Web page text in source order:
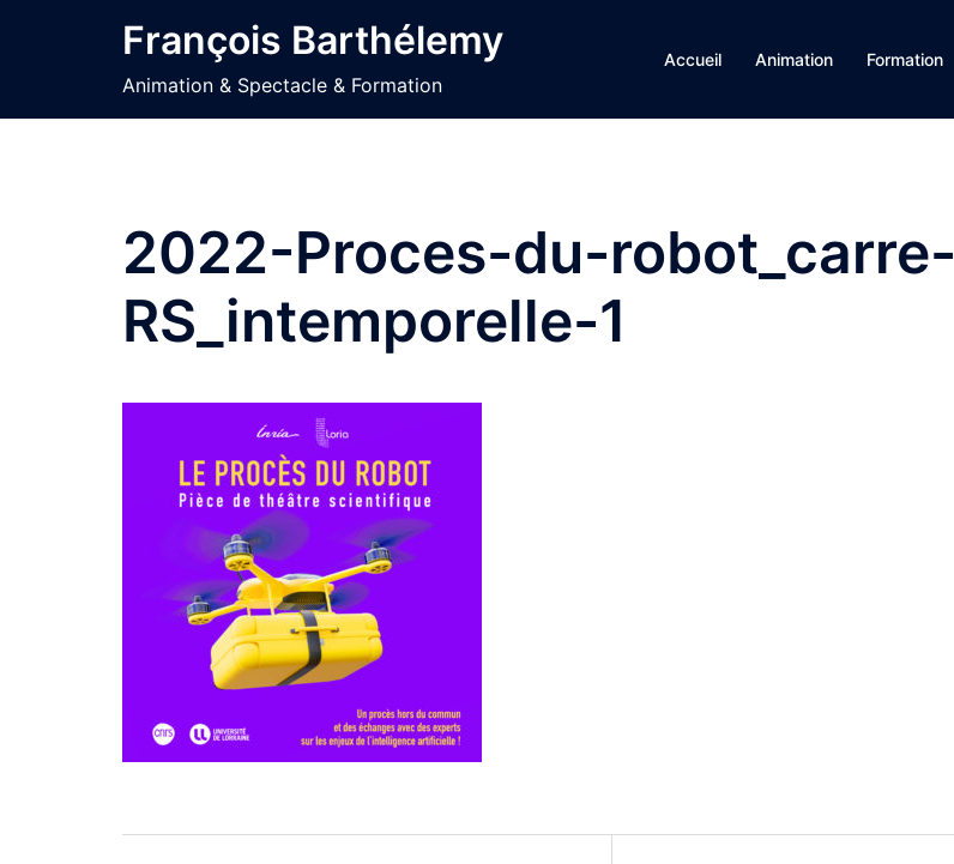
François Barthélemy
Animation & Spectacle & Formation
Accueil Animation Formation
2022-Proces-du-robot_carre-
RS_intemporelle-1